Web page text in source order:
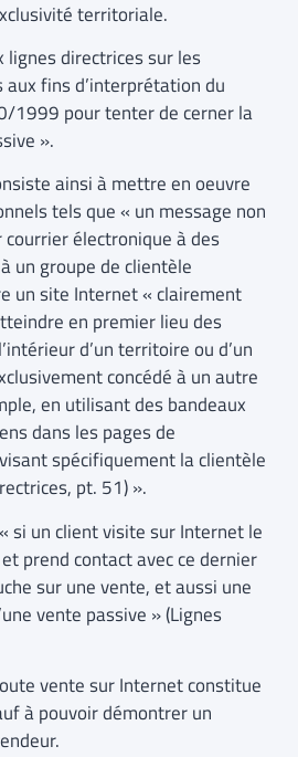
territoriale.
directrices sur les
fins d’interprétation du
1999 pour tenter de cerner la
».
ainsi à mettre en oeuvre
tels que « un message non
électronique à des
un groupe de clientèle
un site Internet « clairement
en premier lieu des
d’un territoire ou d’un
concédé à un autre
en utilisant des bandeaux
dans les pages de
spécifiquement la clientèle
pt. 51) ».
si un client visite sur Internet le
prend contact avec ce dernier
sur une vente, et aussi une
vente passive » (Lignes
vente sur Internet constitue
à pouvoir démontrer un